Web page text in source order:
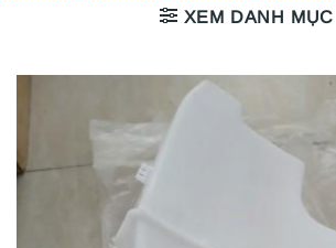
XEM DANH MỤC